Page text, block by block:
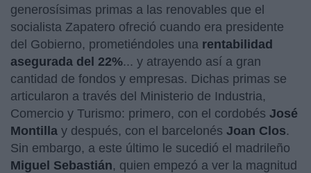
generosísimas primas a las renovables que el
socialista Zapatero ofreció cuando era presidente
del Gobierno, prometiéndoles una rentabilidad
asegurada del 22%... y atrayendo así a gran
cantidad de fondos y empresas. Dichas primas se
articularon a través del Ministerio de Industria,
Comercio y Turismo: primero, con el cordobés José
Montilla y después, con el barcelonés Joan Clos.
Sin embargo, a este último le sucedió el madrileño
Miguel Sebastián, quien empezó a ver la magnitud